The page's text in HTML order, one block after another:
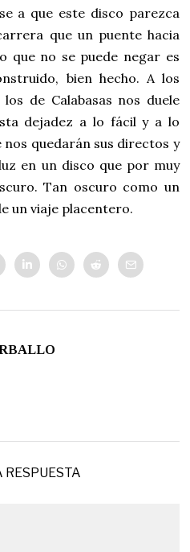
a que este disco parezca
que un puente hacia
que no se puede negar es
bien hecho. A los
de Calabasas nos duele
dejadez a lo fácil y a lo
quedarán sus directos y
en un disco que por muy
Tan oscuro como un
un viaje placentero.
RESPUESTA